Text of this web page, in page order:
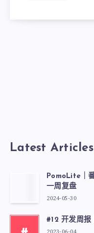
Latest Articles
PomoLite｜
一周复盘
2024-05-30
#12 开发周报